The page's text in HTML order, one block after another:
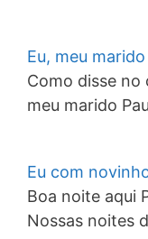
Eu, meu
Como disse
meu marido
Eu com
Boa noite aqui
Nossas noites